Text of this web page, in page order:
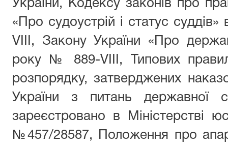
України, Кодексу законів про
«Про судоустрій і статус суддів»
VIII , Закону України «Про
року
№ 889-VIII ,
Типових
розпорядку, затверджених
України з питань
зареєстровано в Міністерстві
№457/28587,
Положення про